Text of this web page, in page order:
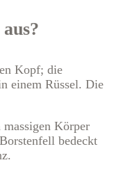
Kopf; die
einem Rüssel. Die
Körper
bedeckt